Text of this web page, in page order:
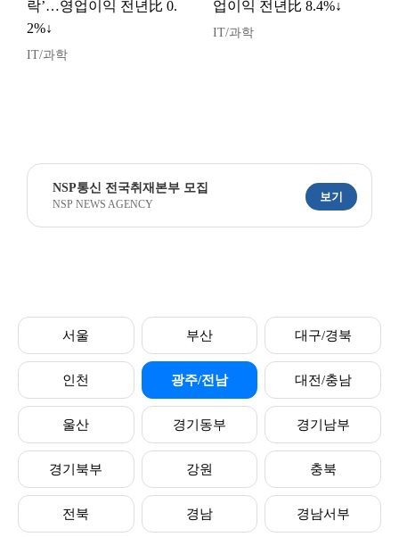
락’…영업이익 전년比 0.
2%↓
IT/과학
업이익 전년比 8.4%↓
IT/과학
NSP통신 전국취재본부 모집
NSP NEWS AGENCY
보기
서울 부산 대구/경북
인천 광주/전남 대전/충남
울산 경기동부 경기남부
경기북부 강원 충북
전북 경남 경남서부